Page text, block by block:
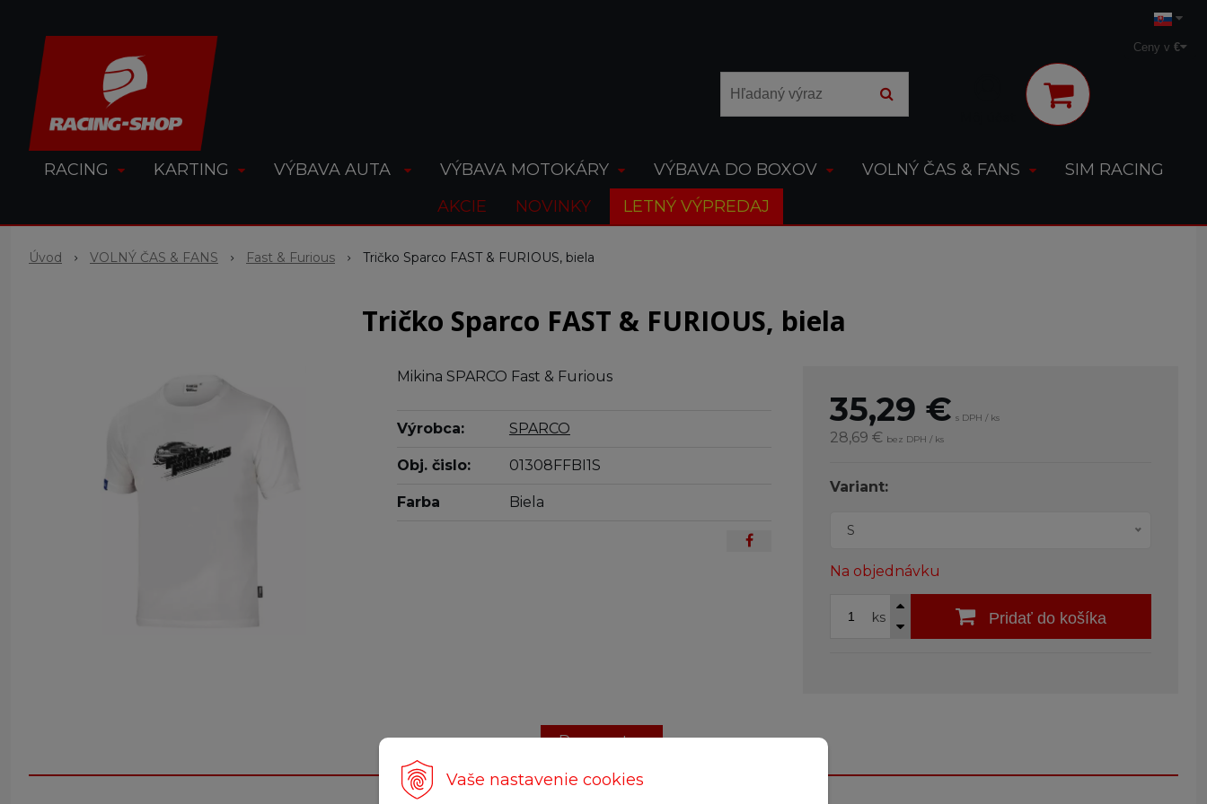
Vaše nastavenie cookies
Ceny v €
RACING KARTING VÝBAVA AUTA VÝBAVA MOTOKÁRY VÝBAVA DO BOXOV VOLNÝ ČAS & FANS
SIM RACING
AKCIE
NOVINKY LETNÝ VÝPREDAJ
Úvod VOLNÝ ČAS & FANS Fast & Furious Tričko Sparco FAST & FURIOUS, biela
Tričko Sparco FAST & FURIOUS, biela
35,29 € s DPH / ks
28,69 € bez DPH / ks
Variant:
S
Na objednávku
ks Pridať do košíka
Mikina SPARCO Fast & Furious
Výrobca: SPARCO
Obj. čislo: 01308FFBI1S
Farba Biela
Parametre